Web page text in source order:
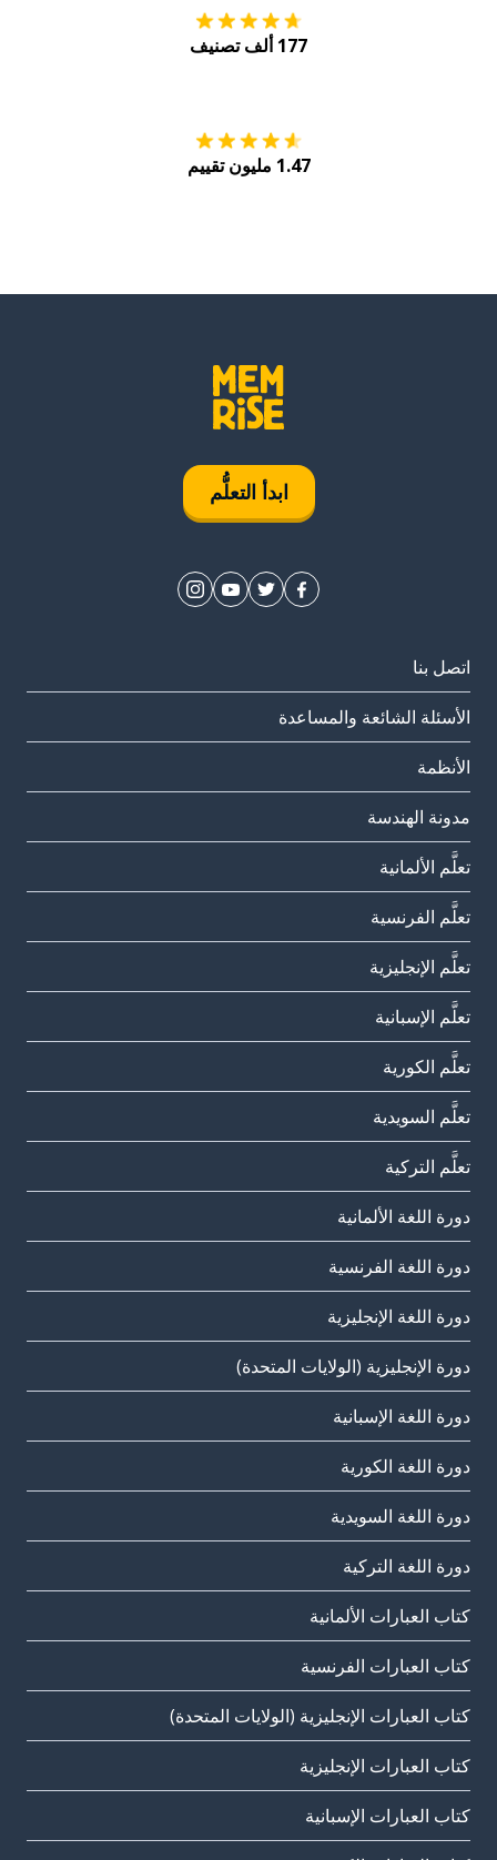
177 ألف تصنيف
1.47 مليون تقييم
ابدأ التعلُّم
اتصل بنا
الأسئلة الشائعة والمساعدة
الأنظمة
مدونة الهندسة
تعلَّم الألمانية
تعلَّم الفرنسية
تعلَّم الإنجليزية
تعلَّم الإسبانية
تعلَّم الكورية
تعلَّم السويدية
تعلَّم التركية
دورة اللغة الألمانية
دورة اللغة الفرنسية
دورة اللغة الإنجليزية
دورة الإنجليزية (الولايات المتحدة)
دورة اللغة الإسبانية
دورة اللغة الكورية
دورة اللغة السويدية
دورة اللغة التركية
كتاب العبارات الألمانية
كتاب العبارات الفرنسية
كتاب العبارات الإنجليزية (الولايات المتحدة)
كتاب العبارات الإنجليزية
كتاب العبارات الإسبانية